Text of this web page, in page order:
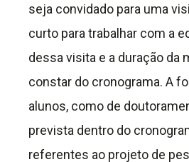
seja convidado para uma
curto para trabalhar com a
dessa visita e a duração da
constar do cronograma. A
alunos, como de
prevista dentro do
referentes ao projeto de